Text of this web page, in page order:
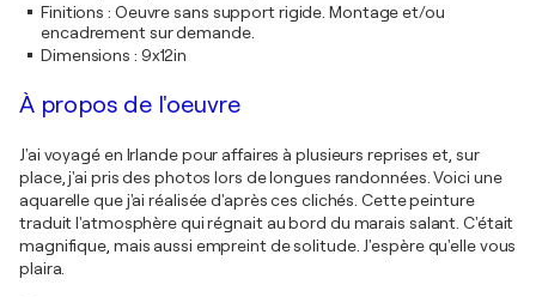
Finitions : Oeuvre sans support rigide. Montage et/ou
encadrement sur demande.
Dimensions : 9x12in
À propos de l'oeuvre
J'ai voyagé en Irlande pour affaires à plusieurs reprises et, sur
place, j'ai pris des photos lors de longues randonnées. Voici une
aquarelle que j'ai réalisée d'après ces clichés. Cette peinture
traduit l'atmosphère qui régnait au bord du marais salant. C'était
magnifique, mais aussi empreint de solitude. J'espère qu'elle vous
plaira.